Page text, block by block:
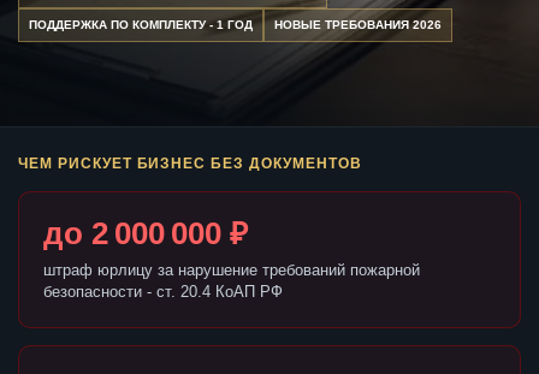
ПОДДЕРЖКА ПО КОМПЛЕКТУ - 1 ГОД НОВЫЕ ТРЕБОВАНИЯ 2026
ЧЕМ РИСКУЕТ БИЗНЕС БЕЗ ДОКУМЕНТОВ
до 2 000 000 ₽
штраф юрлицу за нарушение требований пожарной
безопасности - ст. 20.4 КоАП РФ